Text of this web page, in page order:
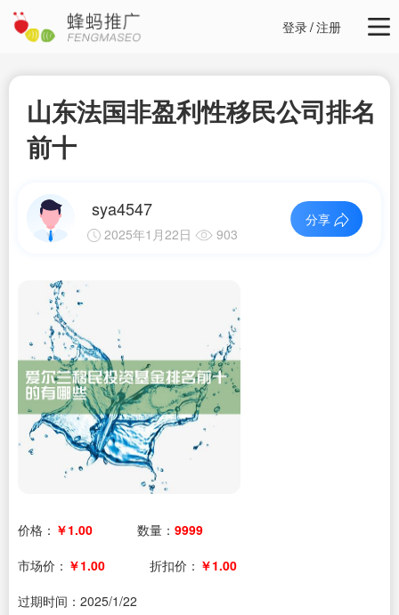
登录/注册
山东法国非盈利性移民公司排名
前十
sya4547
2025年1月22日 903
分享
价格： ￥1.00 数量： 9999
市场价： ￥1.00 折扣价： ￥1.00
过期时间： 2025/1/22